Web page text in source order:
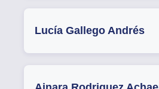
Lucía Gallego Andrés